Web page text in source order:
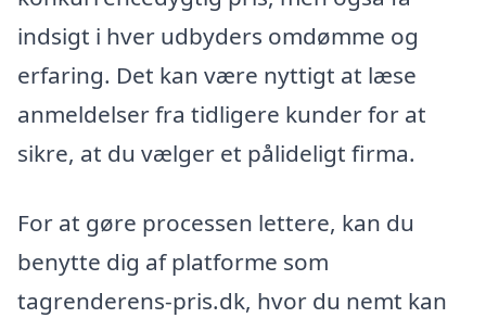
indsigt i hver udbyders omdømme og
erfaring. Det kan være nyttigt at læse
anmeldelser fra tidligere kunder for at
sikre, at du vælger et pålideligt firma.
For at gøre processen lettere, kan du
benytte dig af platforme som
tagrenderens-pris.dk, hvor du nemt kan